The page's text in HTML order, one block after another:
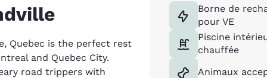
Quebec is the perfect rest
and Quebec City.
road trippers with
Borne de
pour VE
Piscine
chauffée
Animaux